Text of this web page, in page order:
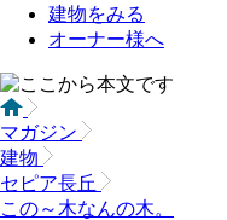
建物をみる
オーナー様へ
マガジン
建物
セピア長丘
この～木なんの木。